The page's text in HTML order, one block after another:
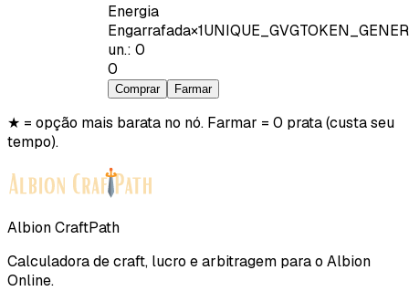
Energia
Engarrafada×1
un.: 0
0
Comprar Farmar
★ = opção mais barata no nó. Farmar = 0 prata (custa seu
tempo).
Albion CraftPath
Calculadora de craft, lucro e arbitragem para o Albion
Online.